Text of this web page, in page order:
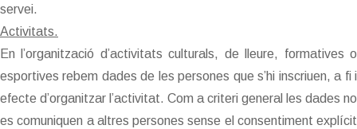
servei.
Activitats.
En l’organització d’activitats culturals, de lleure, formatives o
esportives rebem dades de les persones que s’hi inscriuen, a fi i
efecte d’organitzar l’activitat. Com a criteri general les dades no
es comuniquen a altres persones sense el consentiment explícit